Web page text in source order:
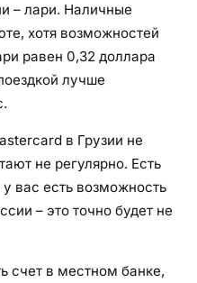
– лари. Наличные
хотя возможностей
равен 0,32 доллара
лучше
в Грузии не
не регулярно. Есть
вас есть возможность
– это точно будет не
счет в местном банке,